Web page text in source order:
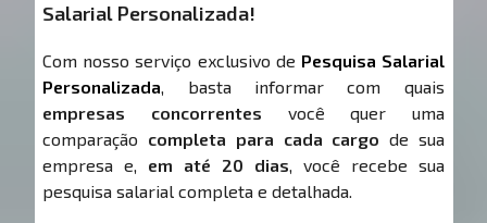
Salarial Personalizada!
Com nosso serviço exclusivo de Pesquisa Salarial
Personalizada, basta informar com quais
empresas concorrentes você quer uma
comparação completa para cada cargo de sua
empresa e, em até 20 dias, você recebe sua
pesquisa salarial completa e detalhada.